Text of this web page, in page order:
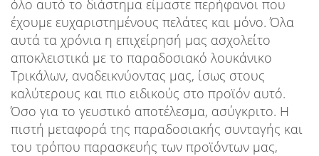
όλο αυτό το διάστημα είμαστε περήφανοι που
έχουμε ευχαριστημένους πελάτες και μόνο. Όλα
αυτά τα χρόνια η επιχείρησή μας ασχολείτο
αποκλειστικά με το παραδοσιακό λουκάνικο
Τρικάλων, αναδεικνύοντας μας, ίσως στους
καλύτερους και πιο ειδικούς στο προϊόν αυτό.
Όσο για το γευστικό αποτέλεσμα, ασύγκριτο. Η
πιστή μεταφορά της παραδοσιακής συνταγής και
του τρόπου παρασκευής των προϊόντων μας,